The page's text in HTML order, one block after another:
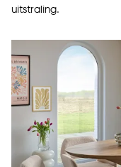
uitstraling.